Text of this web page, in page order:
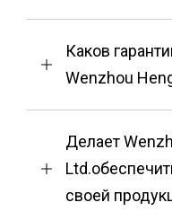
Каков
Wenzhou
Делает
своей